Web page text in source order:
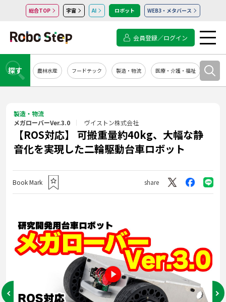
総合TOP 宇宙 AI ロボット WEB3・メタバース
会員登録／ログイン
探す 農林水産 フードテック 製造・物流 医療・介護・福祉 シス
製造・物流
メガローバーVer.3.0
ヴイストン株式会社
【ROS対応】 可搬重量約40kg、大幅な静
音化を実現した二輪駆動台車ロボット
Book Mark share